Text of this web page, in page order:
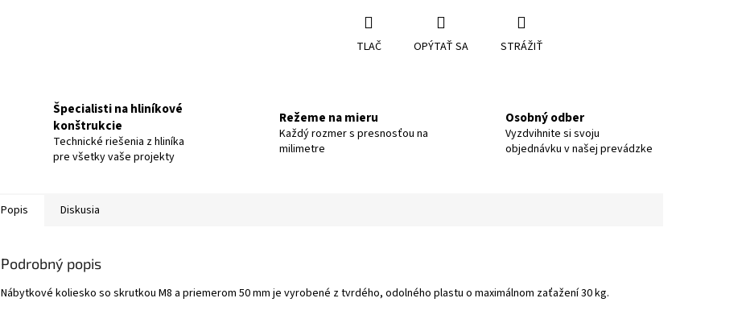
TLAČ OPÝTAŤ SA STRÁŽIŤ
Špecialisti na hliníkové
konštrukcie
Technické riešenia z hliníka
pre všetky vaše projekty
Režeme na mieru
Každý rozmer s presnosťou na
milimetre
Osobný odber
Vyzdvihnite si svoju
objednávku v našej prevádzke
Popis Diskusia
Podrobný popis
Nábytkové koliesko so skrutkou M8 a priemerom 50 mm je vyrobené z tvrdého, odolného plastu o maximálnom zaťažení 30 kg.